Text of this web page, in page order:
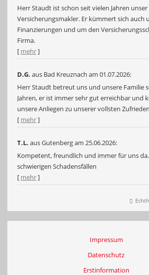
Herr Staudt ist schon seit vielen Jahren unser
Versicherungsmakler. Er kümmert sich auch
Finanzierungen und um den
Firma.
[ mehr]
D.G. aus Bad Kreuznach am 01.07.2026:
Herr Staudt betreut uns und unsere Familie
Jahren, er ist immer sehr gut erreichbar und
unsere Anliegen zu unserer vollsten
[ mehr]
T.L. aus Gutenbergam 25.06.2026:
Kompetent, freundlich und immer für uns
schwierigen Schadensfällen
[ mehr]
Impressum
Datenschutz
Erstinformation